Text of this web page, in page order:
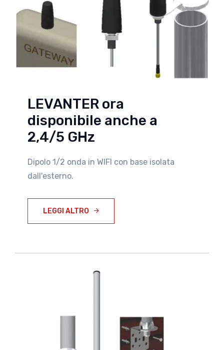
LEVANTER ora
disponibile anche a
2,4/5 GHz
Dipolo 1/2 onda in WIFI con base isolata
dall'esterno.
LEGGI ALTRO